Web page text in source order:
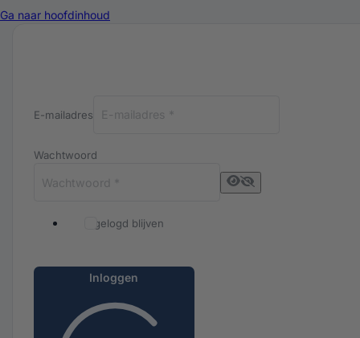
Ga naar hoofdinhoud
Inloggen bij Luxuriq
E-mailadres
Wachtwoord
Ingelogd blijven
Inloggen